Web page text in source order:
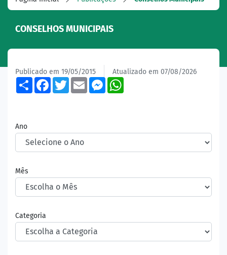
CONSELHOS MUNICIPAIS
Publicado em 19/05/2015 Atualizado em 07/08/2026
ShareFacebook
TwitterEmailMessenger
Ano
Mês
Categoria